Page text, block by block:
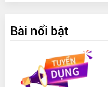
Bài nổi bật